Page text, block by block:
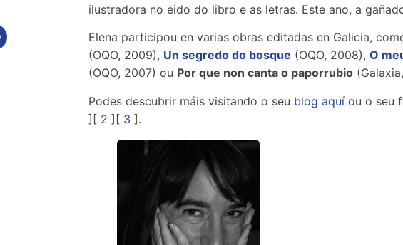
ilustradora no eido do libro e as letras. Este ano, a
Elena participou en varias obras editadas en Galicia,
(OQO, 2009), Un segredo do bosque (OQO, 2008), O
(OQO, 2007) ou Por que non canta o paporrubio
Podes descubrir máis visitando o seu blog aquí ou o seu
][ 2 ][ 3 ].